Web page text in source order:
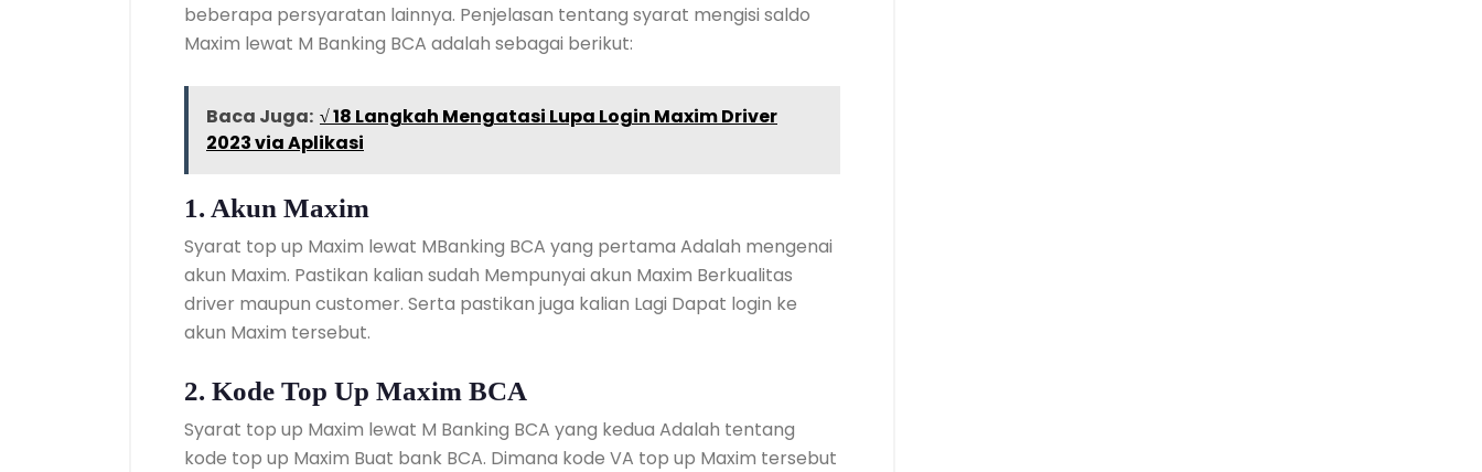
beberapa persyaratan lainnya. Penjelasan tentang syarat mengisi saldo
Maxim lewat M Banking BCA adalah sebagai berikut:
Baca Juga: √ 18 Langkah Mengatasi Lupa Login Maxim Driver
2023 via Aplikasi
1. Akun Maxim
Syarat top up Maxim lewat MBanking BCA yang pertama Adalah mengenai
akun Maxim. Pastikan kalian sudah Mempunyai akun Maxim Berkualitas
driver maupun customer. Serta pastikan juga kalian Lagi Dapat login ke
akun Maxim tersebut.
2. Kode Top Up Maxim BCA
Syarat top up Maxim lewat M Banking BCA yang kedua Adalah tentang
kode top up Maxim Buat bank BCA. Dimana kode VA top up Maxim tersebut